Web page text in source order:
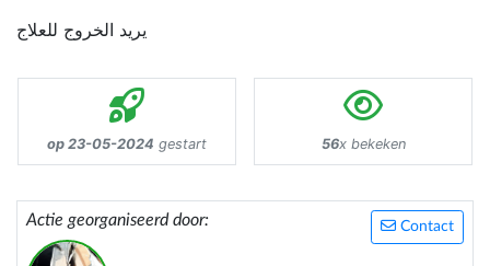
يريد الخروج للعلاج
op 23-05-2024 gestart 56x bekeken
Contact
Actie georganiseerd door: